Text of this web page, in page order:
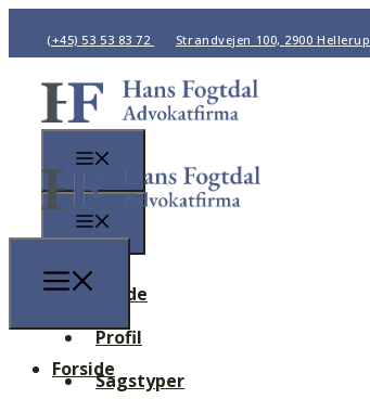
(+45) 53 53 83 72 Strandvejen 100, 2900 Hellerup
Forside
Profil
Sagstyper
Forside